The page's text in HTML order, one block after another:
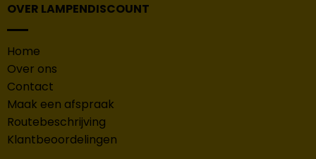
OVER LAMPENDISCOUNT
Home
Over ons
Contact
Maak een afspraak
Routebeschrijving
Klantbeoordelingen